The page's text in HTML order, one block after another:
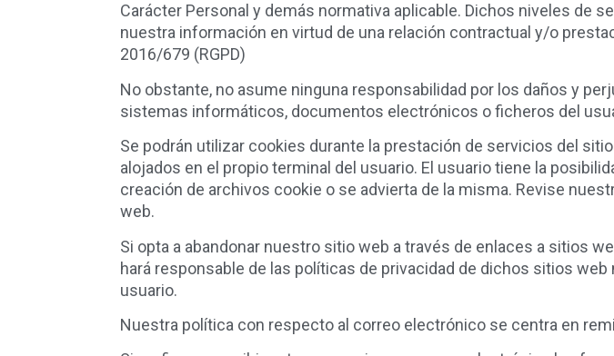
Carácter Personal y demás normativa aplicable. Dichos niveles de
nuestra información en virtud de una relación contractual y/o
2016/679 (RGPD)
No obstante, no asume ninguna responsabilidad por los daños y
sistemas informáticos, documentos electrónicos o ficheros del
Se podrán utilizar cookies durante la prestación de servicios del
alojados en el propio terminal del usuario. El usuario tiene la
creación de archivos cookie o se advierta de la misma. Revise
web.
Si opta a abandonar nuestro sitio web a través de enlaces a sitios
hará responsable de las políticas de privacidad de dichos sitios
usuario.
Nuestra política con respecto al correo electrónico se centra en